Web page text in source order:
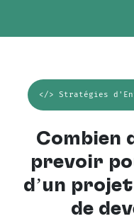
</> Stratégies
Combien
prévoir
d’un
de